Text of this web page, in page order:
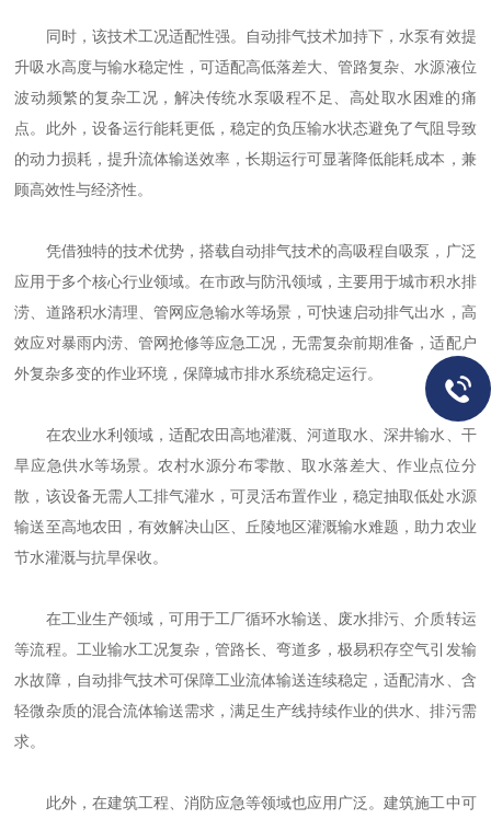
同时，该技术工况适配性强。自动排气技术加持下，水泵有效提
升吸水高度与输水稳定性，可适配高低落差大、管路复杂、水源液位
波动频繁的复杂工况，解决传统水泵吸程不足、高处取水困难的痛
点。此外，设备运行能耗更低，稳定的负压输水状态避免了气阻导致
的动力损耗，提升流体输送效率，长期运行可显著降低能耗成本，兼
顾高效性与经济性。
凭借独特的技术优势，搭载自动排气技术的高吸程自吸泵，广泛
应用于多个核心行业领域。在市政与防汛领域，主要用于城市积水排
涝、道路积水清理、管网应急输水等场景，可快速启动排气出水，高
效应对暴雨内涝、管网抢修等应急工况，无需复杂前期准备，适配户
外复杂多变的作业环境，保障城市排水系统稳定运行。
在农业水利领域，适配农田高地灌溉、河道取水、深井输水、干
旱应急供水等场景。农村水源分布零散、取水落差大、作业点位分
散，该设备无需人工排气灌水，可灵活布置作业，稳定抽取低处水源
输送至高地农田，有效解决山区、丘陵地区灌溉输水难题，助力农业
节水灌溉与抗旱保收。
在工业生产领域，可用于工厂循环水输送、废水排污、介质转运
等流程。工业输水工况复杂，管路长、弯道多，极易积存空气引发输
水故障，自动排气技术可保障工业流体输送连续稳定，适配清水、含
轻微杂质的混合流体输送需求，满足生产线持续作业的供水、排污需
求。
此外，在建筑工程、消防应急等领域也应用广泛。建筑施工中可